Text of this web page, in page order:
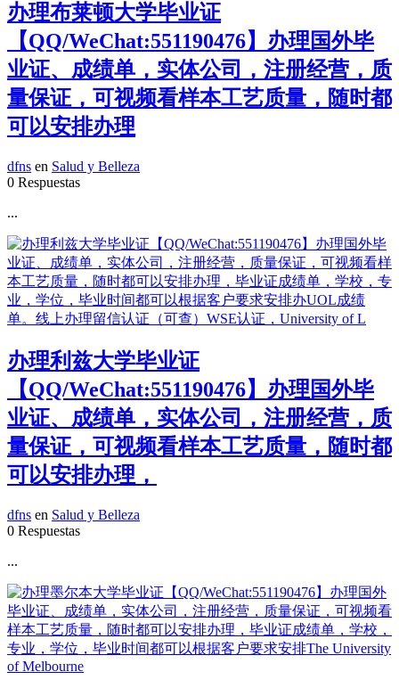
办理布莱顿大学毕业证
【QQ/WeChat:551190476】办理国外毕
业证、成绩单，实体公司，注册经营，质
量保证，可视频看样本工艺质量，随时都
可以安排办理
dfns en Salud y Belleza
0 Respuestas
...
办理利兹大学毕业证
【QQ/WeChat:551190476】办理国外毕
业证、成绩单，实体公司，注册经营，质
量保证，可视频看样本工艺质量，随时都
可以安排办理，
dfns en Salud y Belleza
0 Respuestas
...